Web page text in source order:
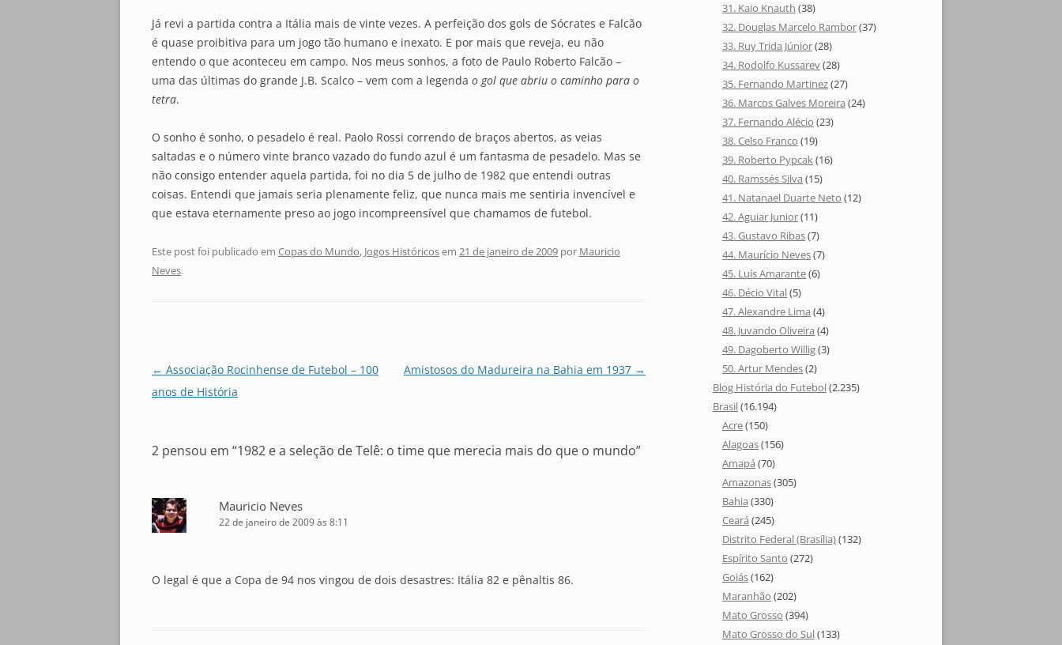
Já revi a partida contra a Itália mais de vinte vezes. A perfeição dos gols de Sócrates e Falcão
é quase proibitiva para um jogo tão humano e inexato. E por mais que reveja, eu não
entendo o que aconteceu em campo. Nos meus sonhos, a foto de Paulo Roberto Falcão –
uma das últimas do grande J.B. Scalco – vem com a legenda o gol que abriu o caminho para o
tetra.
O sonho é sonho, o pesadelo é real. Paolo Rossi correndo de braços abertos, as veias
saltadas e o número vinte branco vazado do fundo azul é um fantasma de pesadelo. Mas se
não consigo entender aquela partida, foi no dia 5 de julho de 1982 que entendi outras
coisas. Entendi que jamais seria plenamente feliz, que nunca mais me sentiria invencível e
que estava eternamente preso ao jogo incompreensível que chamamos de futebol.
Este post foi publicado em Copas do Mundo, Jogos Históricosem 21 de janeiro de 2009 por Mauricio
Neves.
Navegação
de
← Associação Rocinhense de Futebol – 100
anos de História
Amistosos do Madureira na Bahia em 1937 →
2 pensou em “1982 e a seleção de Telê: o time que merecia mais do que o mundo”
Mauricio Neves
22 de janeiro de 2009 às 8:11
O legal é que a Copa de 94 nos vingou de dois desastres: Itália 82 e pênaltis 86.
31. Kaio Knauth (38)
32. Douglas Marcelo Rambor(37)
33. Ruy Trida Júnior(28)
34. Rodolfo Kussarev(28)
35. Fernando Martinez(27)
36. Marcos Galves Moreira (24)
37. Fernando Alécio (23)
38. Celso Franco (19)
39. Roberto Pypcak(16)
40. Ramssés Silva (15)
41. Natanael Duarte Neto (12)
42. Aguiar Junior(11)
43. Gustavo Ribas(7)
44. Maurício Neves(7)
45. Luís Amarante(6)
46. Décio Vital(5)
47. Alexandre Lima (4)
48. Juvando Oliveira (4)
49. Dagoberto Willig(3)
50. Artur Mendes(2)
Blog História do Futebol(2.235)
Brasil(16.194)
Acre(150)
Alagoas(156)
Amapá (70)
Amazonas(305)
Bahia (330)
Ceará (245)
Distrito Federal (Brasília)(132)
Espírito Santo (272)
Goiás(162)
Maranhão (202)
Mato Grosso (394)
Mato Grosso do Sul(133)